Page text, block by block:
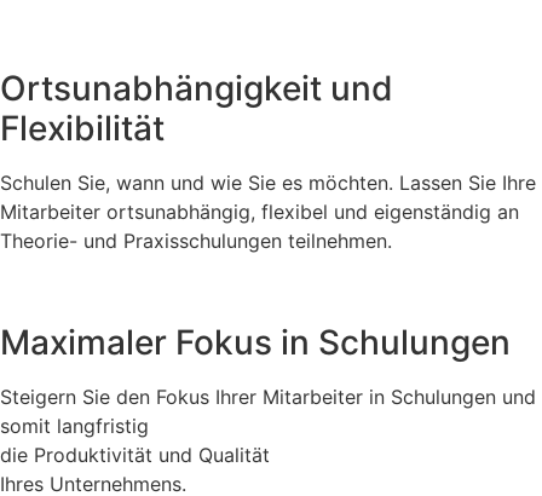
Ortsunabhängigkeit und
Flexibilität
Schulen Sie, wann und wie Sie es möchten. Lassen Sie Ihre
Mitarbeiter ortsunabhängig, flexibel und eigenständig an
Theorie- und Praxisschulungen teilnehmen.
Maximaler Fokus in Schulungen
Steigern Sie den Fokus Ihrer Mitarbeiter in Schulungen und
somit langfristig
die Produktivität und Qualität
Ihres Unternehmens.